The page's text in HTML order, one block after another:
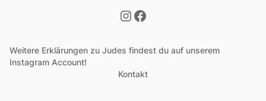
Weitere Erklärungen zu Judes findest du auf unserem
Instagram Account!
Kontakt